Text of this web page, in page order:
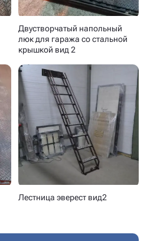
Двустворчатый напольный
люк для гаража со стальной
крышкой вид 2
Лестница эверест вид2